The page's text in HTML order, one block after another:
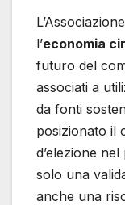
l’economia
futuro del
associati a
da fonti
posizionato il
d’elezione
solo una
anche una